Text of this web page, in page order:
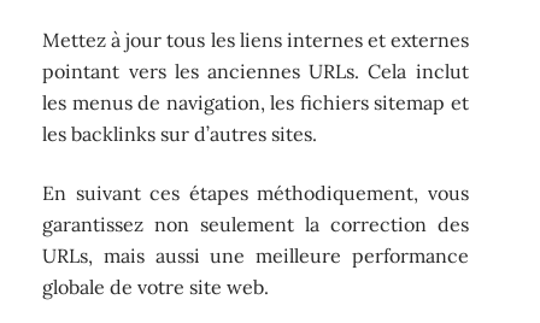
Mettez à jour tous les liens internes et externes
pointant vers les anciennes URLs. Cela inclut
les menus de navigation, les fichiers sitemap et
les backlinks sur d’autres sites.
En suivant ces étapes méthodiquement, vous
garantissez non seulement la correction des
URLs, mais aussi une meilleure performance
globale de votre site web.